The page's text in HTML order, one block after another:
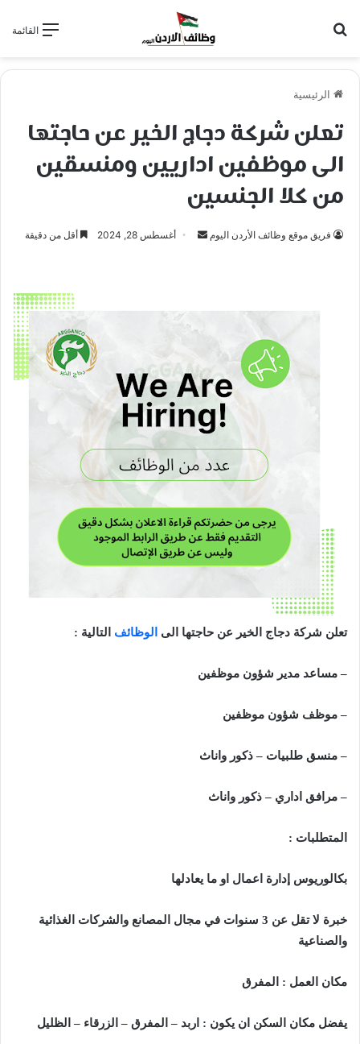
القائمة
الرئيسية
تعلن شركة دجاج الخير عن حاجتها
الى موظفين اداريين ومنسقين
من كلا الجنسين
فريق موقع وظائف الأردن اليوم
ر
د
ا
ل
ك
ت
و
ن
ي
ا
أغسطس 28, 2024 أقل من دقيقة
تعلن شركة دجاج الخير عن حاجتها الى الوظائف التالية :
– مساعد مدير شؤون موظفين
– موظف شؤون موظفين
– منسق طلبيات – ذكور واناث
– مرافق اداري – ذكور واناث
المتطلبات :
بكالوريوس إدارة اعمال او ما يعادلها
خبرة لا تقل عن 3 سنوات في مجال المصانع والشركات الغذائية
والصناعية
مكان العمل : المفرق
يفضل مكان السكن ان يكون : اربد – المفرق – الزرقاء – الظليل